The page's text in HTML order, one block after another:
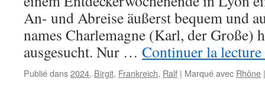
An- und Abreise äußerst bequem und
names Charlemagne (Karl, der Große)
ausgesucht. Nur … Continuer la lecture
Publié dans2024, Birgit, Frankreich, Ralf | Marqué avec Rhône |